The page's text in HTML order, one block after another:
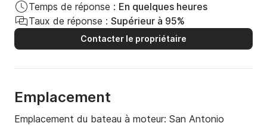
Temps de réponse : En quelques heures
Taux de réponse : Supérieur à 95%
Contacter le propriétaire
Emplacement
Emplacement du bateau à moteur: San Antonio